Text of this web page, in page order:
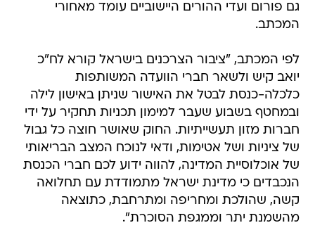
גם פורום ועדי ההורים היישוביים עומד מאחורי
המכתב.
לפי המכתב, "ציבור הצרכנים בישראל קורא לח"כ
יואב קיש ולשאר חברי הוועדה המשותפות
כלכלה-כנסת לבטל את האישור שניתן באישון לילה
ובמחטף בשבוע שעבר למימון תכניות תחקיר על ידי
חברות מזון תעשייתיות. החוק שאושר חוצה כל גבול
של ציניות ושל אטימות, ודאי לנוכח המצב הבריאותי
של אוכלוסיית המדינה, להווה ידוע לכם חברי הכנסת
הנכבדים כי מדינת ישראל מתמודדת עם תחלואה
קשה, שהולכת ומחריפה ומתרחבת, כתוצאה
מהשמנת יתר וממגפת הסוכרת".